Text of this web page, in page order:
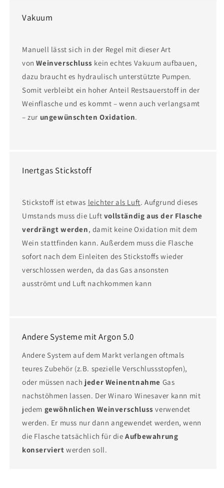
Vakuum
Manuell lässt sich in der Regel mit dieser Art
vonWeinverschluss kein echtes Vakuum aufbauen,
dazu braucht es hydraulisch unterstützte Pumpen.
Somit verbleibt ein hoher Anteil Restsauerstoff in der
Weinflasche und es kommt – wenn auch verlangsamt
– zur ungewünschten Oxidation.
Inertgas Stickstoff
Stickstoff ist etwas leichter als Luft. Aufgrund dieses
Umstands muss die Luft vollständig aus der Flasche
verdrängt werden, damit keine Oxidation mit dem
Wein stattfinden kann. Außerdem muss die Flasche
sofort nach dem Einleiten des Stickstoffs wieder
verschlossen werden, da das Gas ansonsten
ausströmt und Luft nachkommen kann
Andere Systeme mit Argon 5.0
Andere System auf dem Markt verlangen oftmals
teures Zubehör (z.B. spezielle Verschlussstopfen),
oder müssen nach jeder Weinentnahme Gas
nachstöhmen lassen. Der Winaro Winesaver kann mit
jedem gewöhnlichen Weinverschluss verwendet
werden. Er muss nur dann angewendet werden, wenn
die Flasche tatsächlich für dieAufbewahrung
konserviert werden soll.